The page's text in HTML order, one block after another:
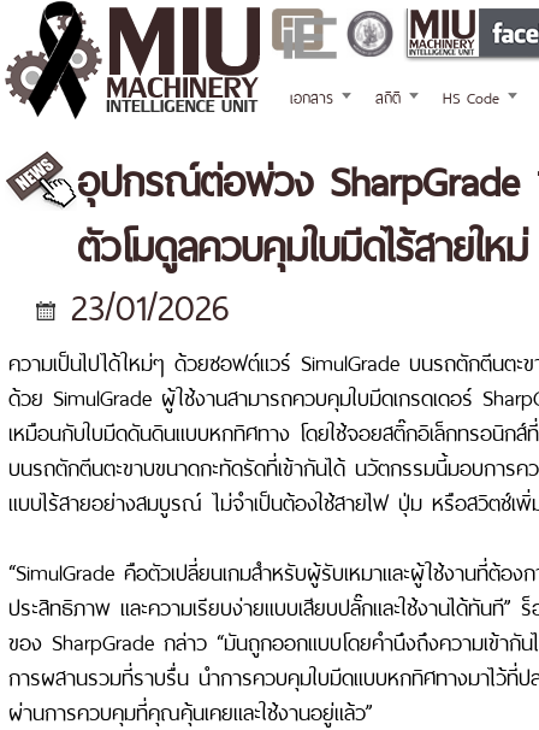
เอกสาร สถิติ HS Code
อุปกรณ์ต่อพ่วง SharpGrade
ตัวโมดูลควบคุมใบมีดไร้สายใหม่
23/01/2026
ความเป็นไปได้ใหม่ๆ ด้วยซอฟต์แวร์ SimulGrade บนรถตักตีนตะ
ด้วย SimulGrade ผู้ใช้งานสามารถควบคุมใบมีดเกรดเดอร์
เหมือนกับใบมีดดันดินแบบหกทิศทาง โดยใช้จอยสติ๊กอิเล็กทรอนิกส์
บนรถตักตีนตะขาบขนาดกะทัดรัดที่เข้ากันได้ นวัตกรรมนี้มอบการค
แบบไร้สายอย่างสมบูรณ์ ไม่จำเป็นต้องใช้สายไฟ ปุ่ม หรือสวิตช์เพิ่
“SimulGrade คือตัวเปลี่ยนเกมสำหรับผู้รับเหมาและผู้ใช้งานที่ต้อง
ประสิทธิภาพ และความเรียบง่ายแบบเสียบปลั๊กและใช้งานได้ทันที”
ของ SharpGrade กล่าว “มันถูกออกแบบโดยคำนึงถึงความเข้ากั
การผสานรวมที่ราบรื่น นำการควบคุมใบมีดแบบหกทิศทางมาไว้ที่
ผ่านการควบคุมที่คุณคุ้นเคยและใช้งานอยู่แล้ว”